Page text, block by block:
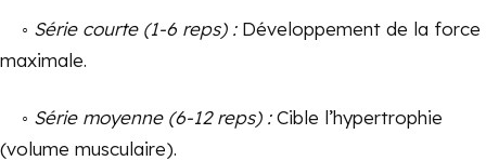
◦ Série courte (1-6 reps) :Développement de la force
maximale.
◦ Série moyenne (6-12 reps) :Cible l’hypertrophie
(volume musculaire).